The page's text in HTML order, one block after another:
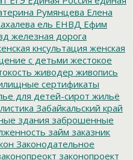
Румянцева Елена
ель ЕНВД Ефим
железная дорога
кнсультация женская
с детьми жестокое
живодер живопись
сертификаты
для детей-сирот жильё
Забайкальский край
здания заброшенные
займ заказник
Законодательное
законопроект